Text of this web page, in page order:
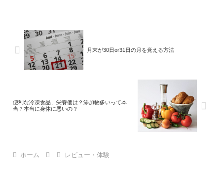
月末が30日or31日の月を覚える方法
便利な冷凍食品、栄養価は？添加物多いって本
当？本当に身体に悪いの？
ホーム レビュー・体験